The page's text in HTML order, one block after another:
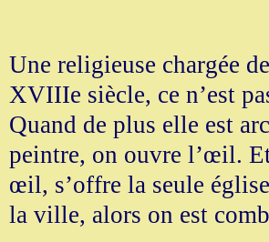
Une religieuse chargée
XVIIIe siècle, ce n’est
Quand de plus elle est
peintre, on ouvre l’œil.
œil, s’offre la seule
la ville, alors on est